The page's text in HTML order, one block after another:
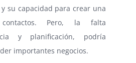
su capacidad para crear una
Pero, la falta
y planificación, podría
importantes negocios.